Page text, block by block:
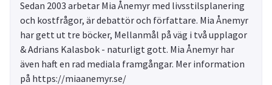
Sedan 2003 arbetar Mia Ånemyr med livsstilsplanering
och kostfrågor, är debattör och författare. Mia Ånemyr
har gett ut tre böcker, Mellanmål på väg i två upplagor
& Adrians Kalasbok - naturligt gott. Mia Ånemyr har
även haft en rad mediala framgångar. Mer information
på https://miaanemyr.se/